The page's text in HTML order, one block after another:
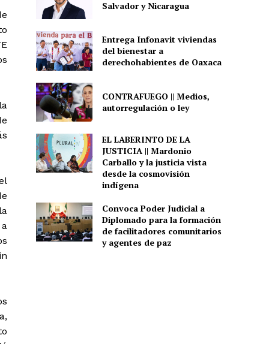
Salvador y Nicaragua
Entrega Infonavit viviendas
del bienestar a
derechohabientes de Oaxaca
CONTRAFUEGO || Medios,
autorregulación o ley
EL LABERINTO DE LA
JUSTICIA || Mardonio
Carballo y la justicia vista
desde la cosmovisión
indígena
Convoca Poder Judicial a
Diplomado para la formación
de facilitadores comunitarios
y agentes de paz